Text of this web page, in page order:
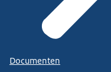
Documenten